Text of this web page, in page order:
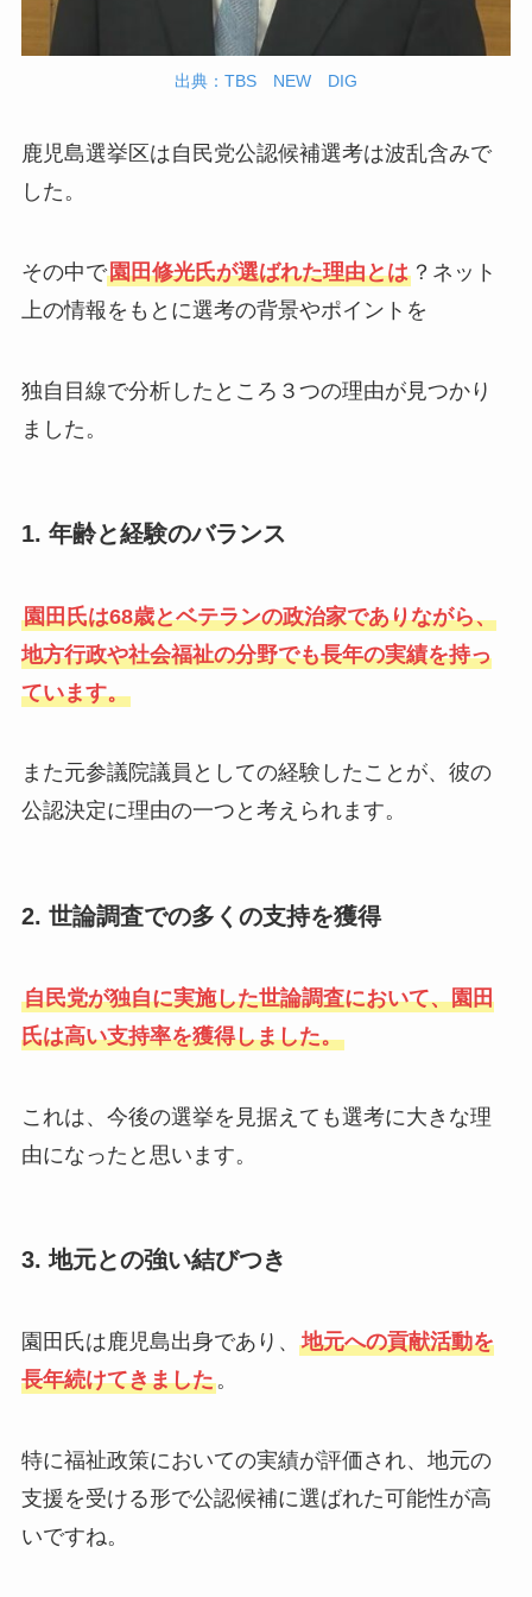
出典：TBS NEW DIG
鹿児島選挙区は自民党公認候補選考は波乱含みで
した。
その中で園田修光氏が選ばれた理由とは？ネット
上の情報をもとに選考の背景やポイントを
独自目線で分析したところ３つの理由が見つかり
ました。
1. 年齢と経験のバランス
園田氏は68歳とベテランの政治家でありながら、
地方行政や社会福祉の分野でも長年の実績を持っ
ています。
また元参議院議員としての経験したことが、彼の
公認決定に理由の一つと考えられます。
2. 世論調査での多くの支持を獲得
自民党が独自に実施した世論調査において、園田
氏は高い支持率を獲得しました。
これは、今後の選挙を見据えても選考に大きな理
由になったと思います。
3. 地元との強い結びつき
園田氏は鹿児島出身であり、 地元への貢献活動を
長年続けてきました。
特に福祉政策においての実績が評価され、地元の
支援を受ける形で公認候補に選ばれた可能性が高
いですね。